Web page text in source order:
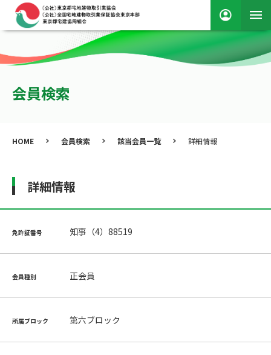
会員検索
HOME 会員検索 該当会員一覧 詳細情報
詳細情報
免許証番号 知事（4）88519
会員種別 正会員
所属ブロック 第六ブロック